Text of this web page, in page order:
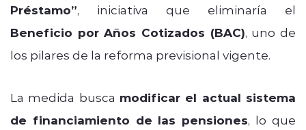
Préstamo”, iniciativa que eliminaría el
Beneficio por Años Cotizados (BAC), uno de
los pilares de la reforma previsional vigente.
La medida busca modificar el actual sistema
de financiamiento de las pensiones, lo que